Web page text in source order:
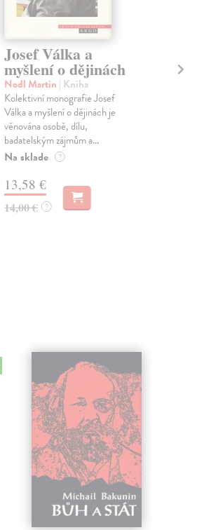
Josef Válka a
myšlení o dějinách
Nodl Martin | Kniha
Kolektivní monografie Josef
Válka a myšlení o dějinách je
věnována osobě, dílu,
badatelským zájmům a...
Na sklade ?
13,58 €
14,00 € ?